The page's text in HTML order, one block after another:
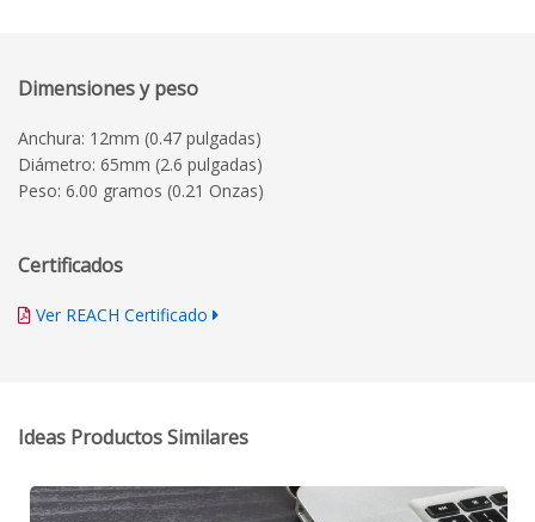
Dimensiones y peso
Anchura: 12mm (0.47 pulgadas)
Diámetro: 65mm (2.6 pulgadas)
Peso: 6.00 gramos (0.21 Onzas)
Certificados
Ver REACH Certificado
Ideas Productos Similares